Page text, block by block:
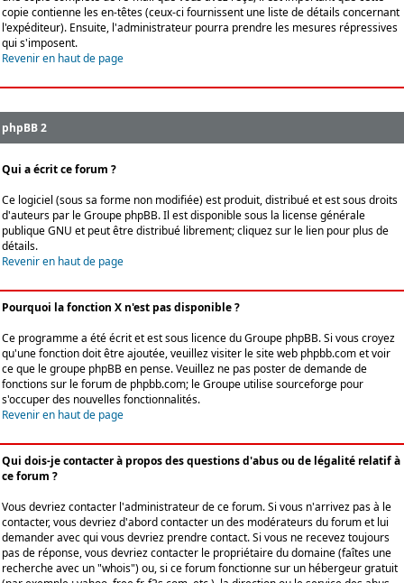
copie contienne les en-têtes (ceux-ci fournissent une liste de détails concernant
l'expéditeur). Ensuite, l'administrateur pourra prendre les mesures répressives
qui s'imposent.
Revenir en haut de page
phpBB 2
Qui a écrit ce forum ?
Ce logiciel (sous sa forme non modifiée) est produit, distribué et est sous droits
d'auteurs par leGroupe phpBB. Il est disponible sous la license générale
publique GNU et peut être distribué librement; cliquez sur le lien pour plus de
détails.
Revenir en haut de page
Pourquoi la fonction X n'est pas disponible ?
Ce programme a été écrit et est sous licence du Groupe phpBB. Si vous croyez
qu'une fonction doit être ajoutée, veuillez visiter le site web phpbb.com et voir
ce que le groupe phpBB en pense. Veuillez ne pas poster de demande de
fonctions sur le forum de phpbb.com; le Groupe utilise sourceforge pour
s'occuper des nouvelles fonctionnalités.
Revenir en haut de page
Qui dois-je contacter à propos des questions d'abus ou de légalité relatif à
ce forum ?
Vous devriez contacter l'administrateur de ce forum. Si vous n'arrivez pas à le
contacter, vous devriez d'abord contacter un des modérateurs du forum et lui
demander avec qui vous devriez prendre contact. Si vous ne recevez toujours
pas de réponse, vous devriez contacter le propriétaire du domaine (faîtes une
recherche avec un "whois") ou, si ce forum fonctionne sur un hébergeur gratuit